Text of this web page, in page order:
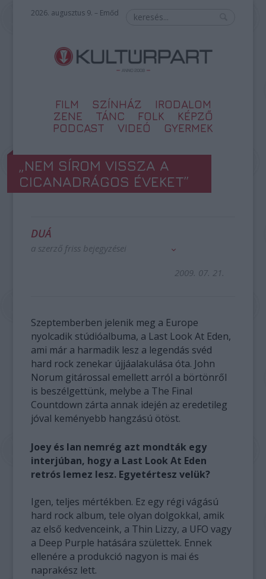
2026. augusztus 9. – Emőd
FILM SZÍNHÁZ
IRODALOM
ZENE
TÁNC FOLK
KÉPZŐ
PODCAST
VIDEÓ GYERMEK
„NEM SÍROM VISSZA A
CICANADRÁGOS ÉVEKET”
DUÁ
a szerző friss bejegyzései
2009. 07. 21.
Szeptemberben jelenik meg a Europe
nyolcadik stúdióalbuma, a Last Look At Eden,
ami már a harmadik lesz a legendás svéd
hard rock zenekar újjáalakulása óta. John
Norum gitárossal emellett arról a börtönről
is beszélgettünk, melybe a The Final
Countdown zárta annak idején az eredetileg
jóval keményebb hangzású ötöst.
Joey és Ian nemrég azt mondták egy
interjúban, hogy a Last Look At Eden
retrós lemez lesz. Egyetértesz velük?
Igen, teljes mértékben. Ez egy régi vágású
hard rock album, tele olyan dolgokkal, amik
az első kedvenceink, a Thin Lizzy, a UFO vagy
a Deep Purple hatására születtek. Ennek
ellenére a produkció nagyon is mai és
naprakész lett.